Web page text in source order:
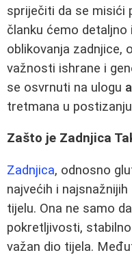
spriječiti da se misići
članku ćemo
oblikovanja zadnjice,
važnosti ishrane i
se osvrnuti na ulogu
tretmana u
Zašto je Zadnjica
Zadnjica, odnosno
najvećih i
tijelu. Ona ne samo
pokretljivosti,
važan dio tijela.